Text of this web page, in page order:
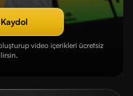
video içerikleri ücretsiz